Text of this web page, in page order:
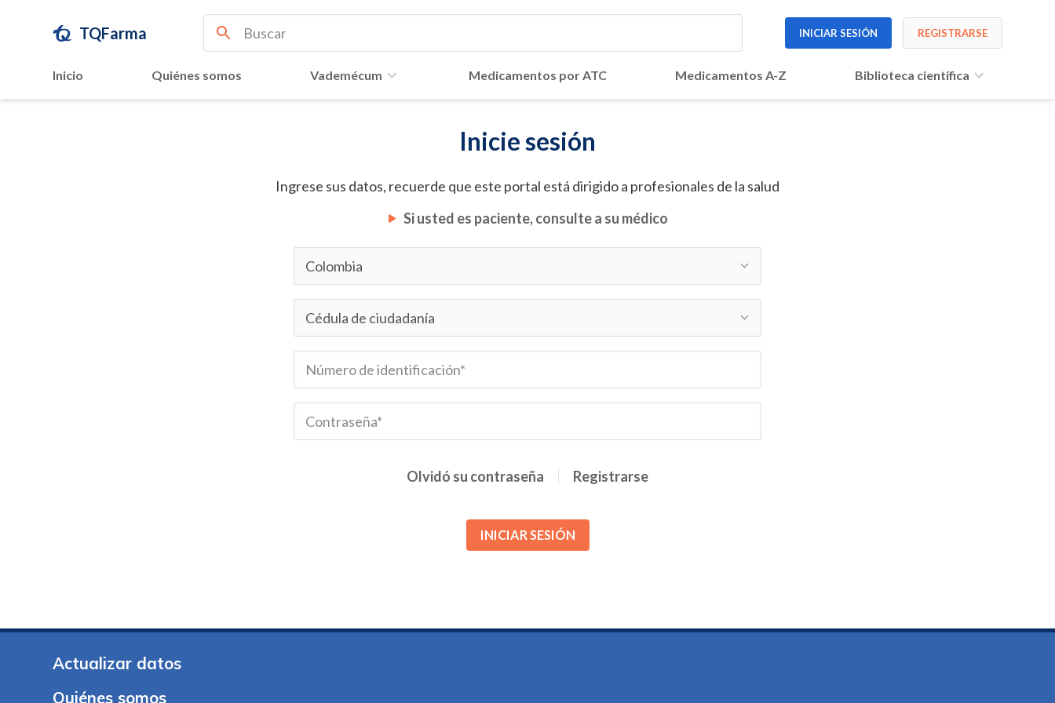
TQFarma INICIAR SESIÓN REGISTRARSE
Inicio Quiénes somos Vademécum Medicamentos por ATC Medicamentos A-Z Biblioteca científica
Inicie sesión
Ingrese sus datos, recuerde que este portal está dirigido a profesionales de la salud
Si usted es paciente, consulte a su médico
Olvidó su contraseña Registrarse
INICIAR SESIÓN
Actualizar datos
Quiénes somos